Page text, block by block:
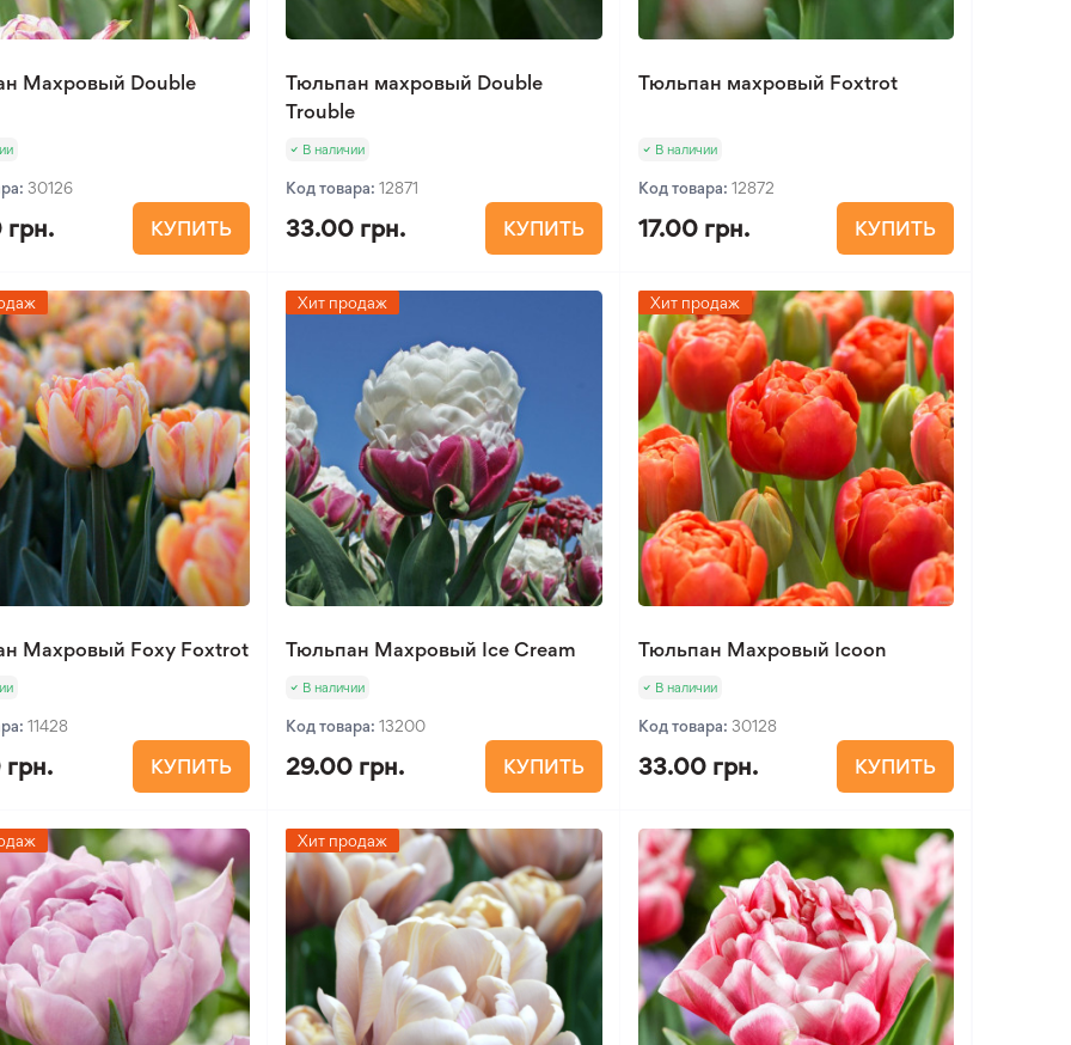
Махровый Double
30126
КУПИТЬ
Тюльпан махровый Double
Trouble
В наличии
Код товара:12871
33.00 грн. КУПИТЬ
Тюльпан махровый Foxtrot
В наличии
Код товара: 12872
17.00 грн. КУПИТЬ
Махровый Foxy Foxtrot
11428
КУПИТЬ
Хит продаж
Тюльпан Махровый Ice Cream
В наличии
Код товара:13200
29.00 грн. КУПИТЬ
Хит продаж
Тюльпан Махровый Icoon
В наличии
Код товара: 30128
33.00 грн. КУПИТЬ
Хит продаж